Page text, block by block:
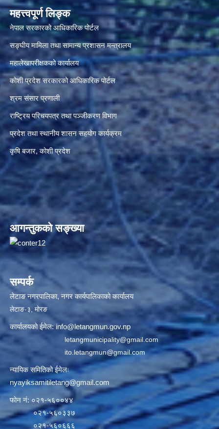
महत्त्वपूर्ण लिङ्क
नेपाल सरकारको आधिकारिक पोर्टल
सङ्‍घीय मामिला तथा सामान्य प्रशासन मन्त्रालय
महालेखापरीक्षकको कार्यालय
कोशी प्रदेश सरकारको आधिकारिक पोर्टल
श्रम संसार प्रणाली
राष्ट्रिय परिचयपत्र तथा पञ्जीकरण विभाग
प्रदेश तथा स्थानीय शासन सहयोग कार्यक्रम
कृषि बजार, कोशी प्रदेश
आगन्तुकको सङ्ख्या
सम्पर्क
लेटाङ नगरपालिका, नगर कार्यपालिकाको कार्यालय
लेटाङ-३, मोरङ
कार्यालयको ईमेल:info@letangmun.gov.np
letangmunicipality@gmail.com
ito.letangmun@gmail.com
न्यायिक समितिको ईमेलः
nyayiksamitiletang@gmail.com
फोन नं: ०२१-५६००४४
०२१-५६०३३७
०२१-५६०६६६